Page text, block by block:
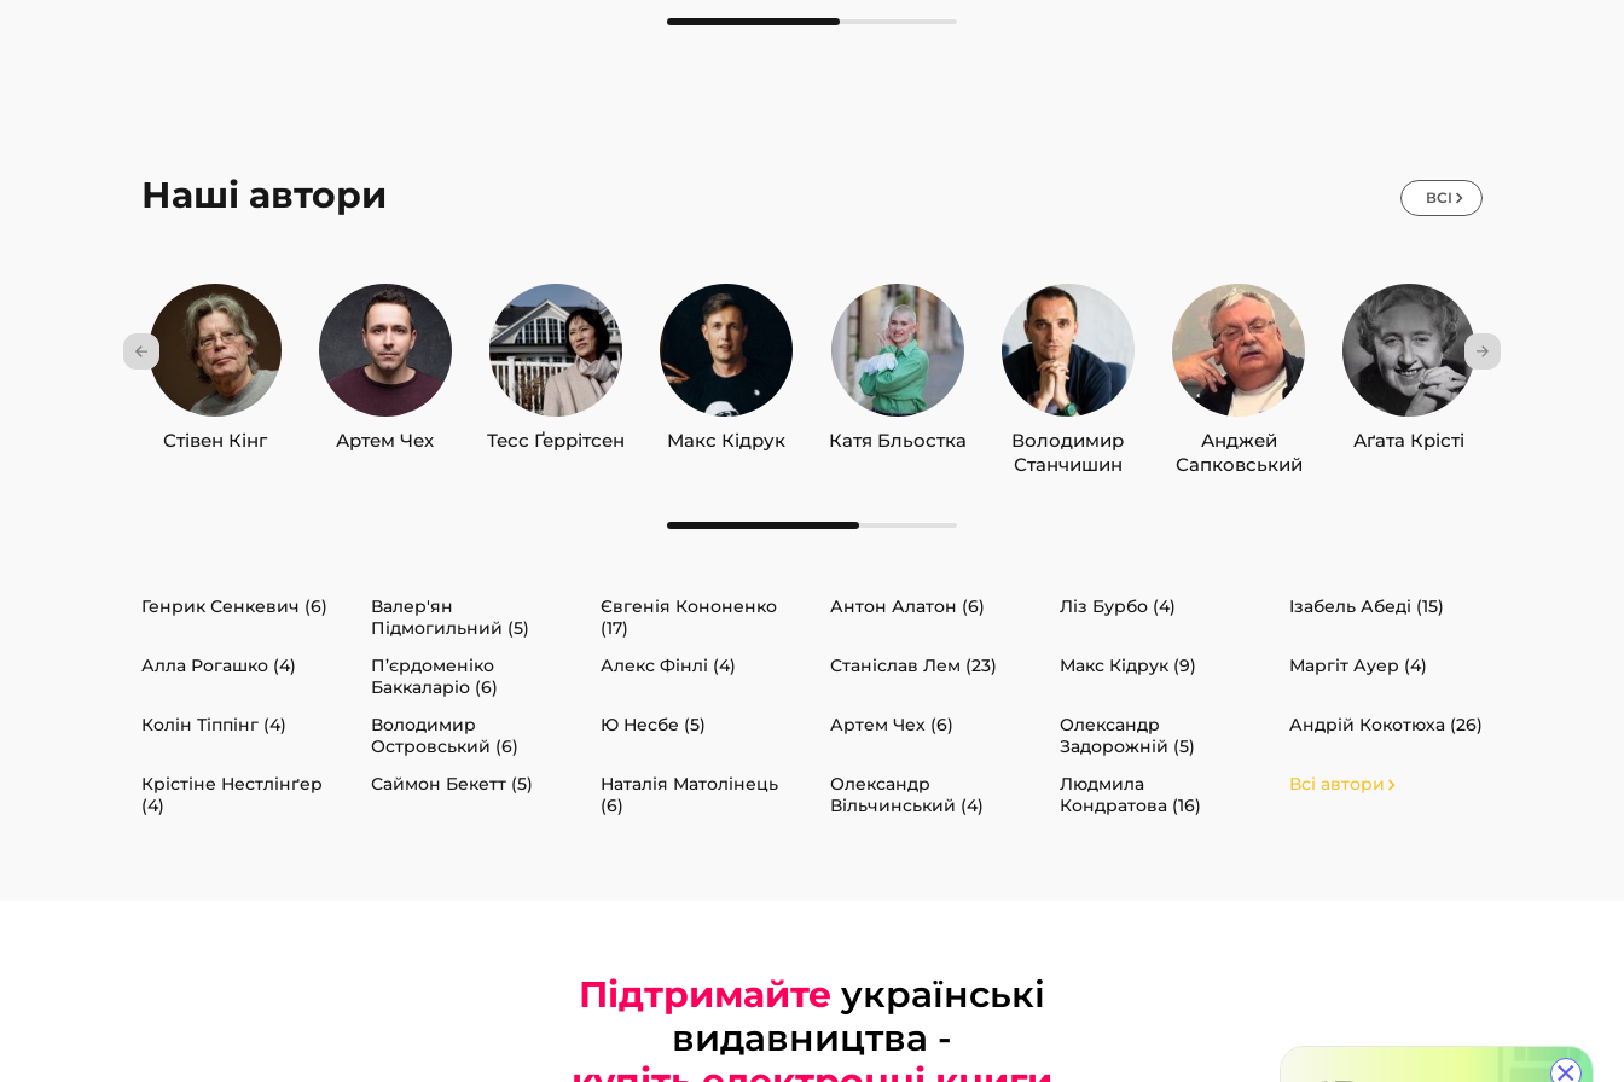
×
Наші автори ВСІ
Стівен Кінг Артем Чех Тесс Ґеррітсен Макс Кідрук Катя Бльостка
Володимир
Станчишин
Анджей
Сапковський
Аґата Крісті
Генрик Сенкевич (6)
Валер'ян
Підмогильний (5)
Євгенія Кононенко
(17)
Антон Алатон (6) Ліз Бурбо (4) Ізабель Абеді (15)
Алла Рогашко (4)
П’єрдоменіко
Баккаларіо (6)
Алекс Фінлі (4) Станіслав Лем (23) Макс Кідрук (9) Маргіт Ауер (4)
Колін Тіппінг (4)
Володимир
Островський (6)
Ю Несбе (5) Артем Чех (6)
Олександр
Задорожній (5)
Андрій Кокотюха (26)
Крістіне Нестлінґер
(4)
Саймон Бекетт (5)
Наталія Матолінець
(6)
Олександр
Вільчинський (4)
Людмила
Кондратова (16)
Всі автори
Підтримайте українські
видавництва -